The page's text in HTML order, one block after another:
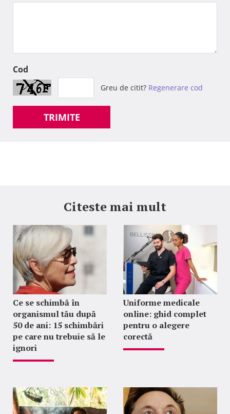
Cod
Greu de citit? Regenerare cod
TRIMITE
Citeste mai mult
Ce se schimbă în
organismul tău după
50 de ani: 15 schimbări
pe care nu trebuie să le
ignori
Uniforme medicale
online: ghid complet
pentru o alegere
corectă